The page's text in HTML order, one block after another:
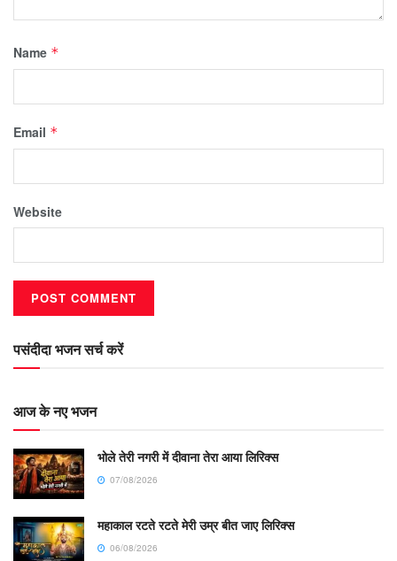
Name *
Email *
Website
पसंदीदा भजन सर्च करें
आज के नए भजन
भोले तेरी नगरी में दीवाना तेरा आया लिरिक्स
07/08/2026
महाकाल रटते रटते मेरी उम्र बीत जाए लिरिक्स
06/08/2026